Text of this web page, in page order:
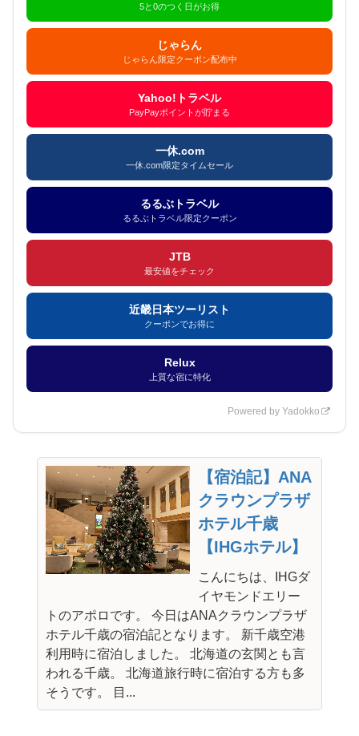
5と0のつく日がお得
じゃらん
じゃらん限定クーポン配布中
Yahoo!トラベル
PayPayポイントが貯まる
一休.com
一休.com限定タイムセール
るるぶトラベル
るるぶトラベル限定クーポン
JTB
最安値をチェック
近畿日本ツーリスト
クーポンでお得に
Relux
上質な宿に特化
Powered by Yadokko
【宿泊記】ANA
クラウンプラザ
ホテル千歳
【IHGホテル】
こんにちは、IHGダ
イヤモンドエリー
トのアポロです。 今日はANAクラウンプラザ
ホテル千歳の宿泊記となります。 新千歳空港
利用時に宿泊しました。 北海道の玄関とも言
われる千歳。 北海道旅行時に宿泊する方も多
そうです。 目...